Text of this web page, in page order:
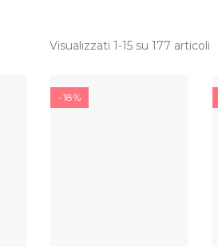
Visualizzati 1-15 su 177 articoli
-18%